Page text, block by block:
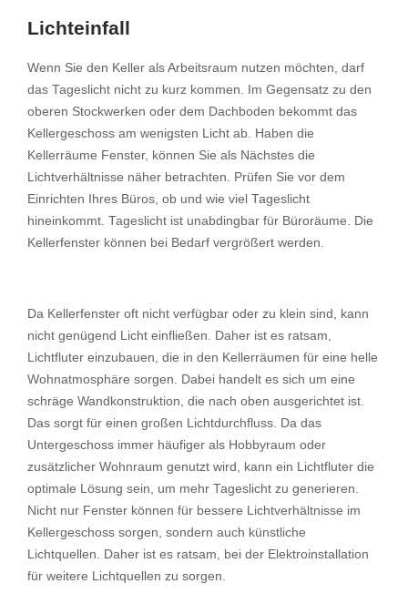
Lichteinfall
Wenn Sie den Keller als Arbeitsraum nutzen möchten, darf
das Tageslicht nicht zu kurz kommen. Im Gegensatz zu den
oberen Stockwerken oder dem Dachboden bekommt das
Kellergeschoss am wenigsten Licht ab. Haben die
Kellerräume Fenster, können Sie als Nächstes die
Lichtverhältnisse näher betrachten. Prüfen Sie vor dem
Einrichten Ihres Büros, ob und wie viel Tageslicht
hineinkommt. Tageslicht ist unabdingbar für Büroräume. Die
Kellerfenster können bei Bedarf vergrößert werden.
Da Kellerfenster oft nicht verfügbar oder zu klein sind, kann
nicht genügend Licht einfließen. Daher ist es ratsam,
Lichtfluter einzubauen, die in den Kellerräumen für eine helle
Wohnatmosphäre sorgen. Dabei handelt es sich um eine
schräge Wandkonstruktion, die nach oben ausgerichtet ist.
Das sorgt für einen großen Lichtdurchfluss. Da das
Untergeschoss immer häufiger als Hobbyraum oder
zusätzlicher Wohnraum genutzt wird, kann ein Lichtfluter die
optimale Lösung sein, um mehr Tageslicht zu generieren.
Nicht nur Fenster können für bessere Lichtverhältnisse im
Kellergeschoss sorgen, sondern auch künstliche
Lichtquellen. Daher ist es ratsam, bei der Elektroinstallation
für weitere Lichtquellen zu sorgen.